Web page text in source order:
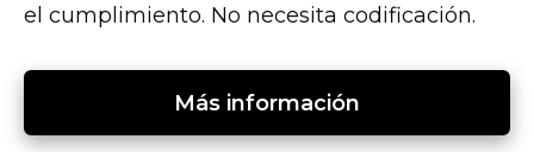
el cumplimiento. No necesita codificación.
Más información